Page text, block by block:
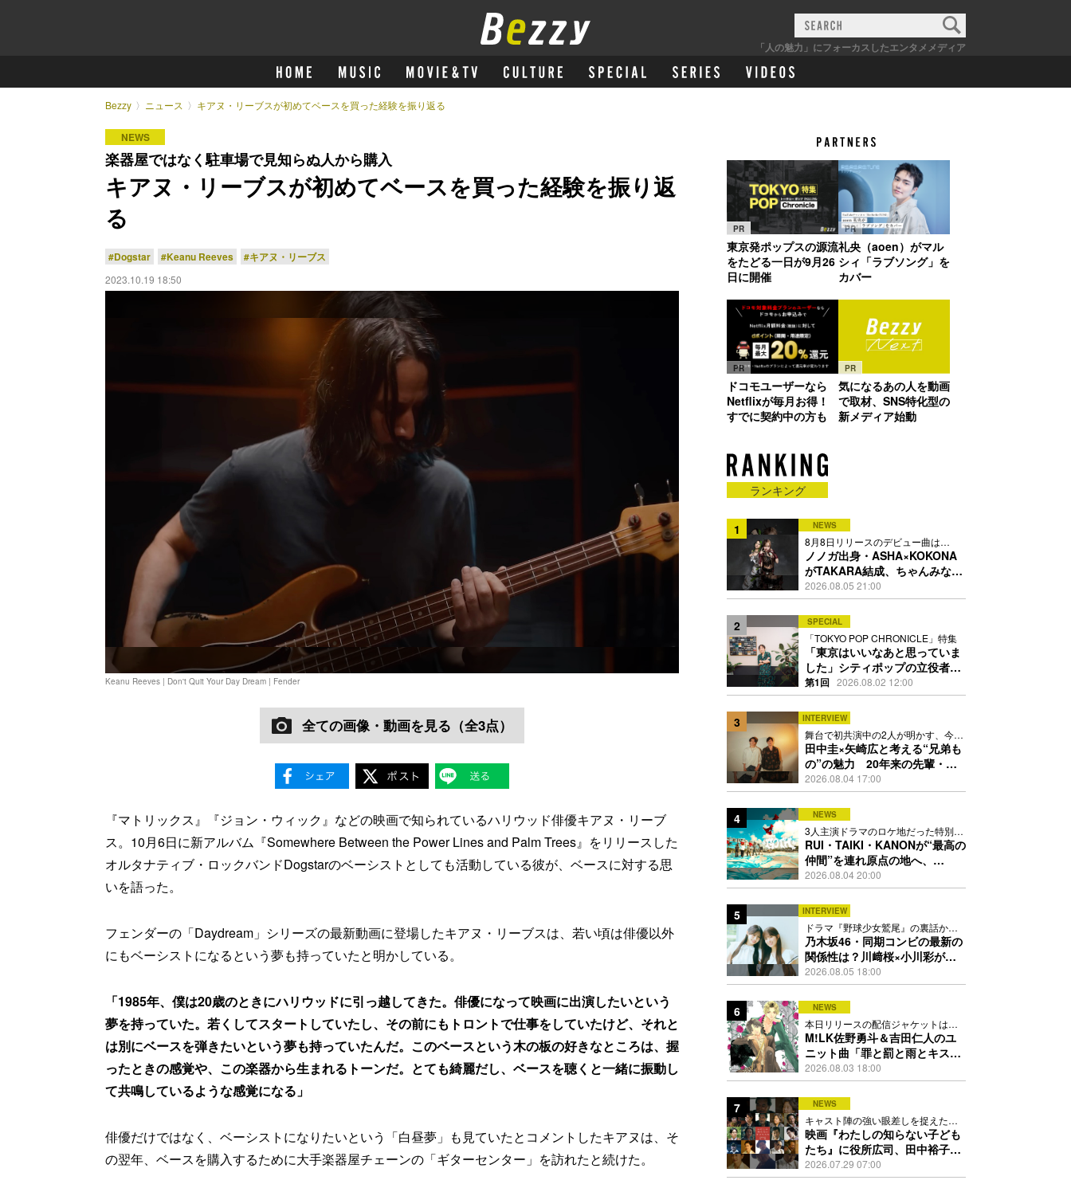
「人の魅力」にフォーカスしたエンタメメディア
Bezzy ニュース キアヌ・リーブスが初めてベースを買った経験を振り返る
NEWS
楽器屋ではなく駐車場で見知らぬ人から購入
キアヌ・リーブスが初めてベースを買った経験を振り返
る
#Dogstar #Keanu Reeves #キアヌ・リーブス
2023.10.19 18:50
Keanu Reeves | Don't Quit Your Day Dream | Fender
全ての画像・動画を見る（全3点）
『マトリックス』『ジョン・ウィック』などの映画で知られているハリウッド俳優キアヌ・リーブ
ス。10月6日に新アルバム『Somewhere Between the Power Lines and Palm Trees』をリリースした
オルタナティブ・ロックバンドDogstarのベーシストとしても活動している彼が、ベースに対する思
いを語った。
フェンダーの「Daydream」シリーズの最新動画に登場したキアヌ・リーブスは、若い頃は俳優以外
にもベーシストになるという夢も持っていたと明かしている。
「1985年、僕は20歳のときにハリウッドに引っ越してきた。俳優になって映画に出演したいという
夢を持っていた。若くしてスタートしていたし、その前にもトロントで仕事をしていたけど、それと
は別にベースを弾きたいという夢も持っていたんだ。このベースという木の板の好きなところは、握
ったときの感覚や、この楽器から生まれるトーンだ。とても綺麗だし、ベースを聴くと一緒に振動し
て共鳴しているような感覚になる」
俳優だけではなく、ベーシストになりたいという「白昼夢」も見ていたとコメントしたキアヌは、そ
の翌年、ベースを購入するために大手楽器屋チェーンの「ギターセンター」を訪れたと続けた。
PR
東京発ポップスの源流
をたどる一日が9月26
日に開催
PR
礼央（aoen）がマル
シィ「ラブソング」を
カバー
PR
ドコモユーザーなら
Netflixが毎月お得！
すでに契約中の方も
PR
気になるあの人を動画
で取材、SNS特化型の
新メディア始動
ランキング
1 NEWS
8月8日リリースのデビュー曲は
「Time is money」
ノノガ出身・ASHA×KOKONA
がTAKARA結成、ちゃんみな主
宰レーベル第2弾アーティスト
に
2026.08.05 21:00
2 SPECIAL
「TOKYO POP CHRONICLE」特集
「東京はいいなあと思っていま
した」シティポップの立役者・
伊藤銀次の名曲回想録
第1回 2026.08.02 12:00
3 INTERVIEW
舞台で初共演中の2人が明かす、今の
自分をつくる恩人の存在
田中圭×矢崎広と考える“兄弟も
の”の魅力 20年来の先輩・後
輩が初めて見つけた互いの共通
点とは
2026.08.04 17:00
4 NEWS
3人主演ドラマのロケ地だった特別な
場所で撮影を敢行
RUI・TAIKI・KANONが“最高の
仲間”を連れ原点の地へ、
STARGLOW「GOTH」ダンス
映像公開
2026.08.04 20:00
5 INTERVIEW
ドラマ『野球少女鷲尾』の裏話から
隠れた素顔にたっぷり迫る
乃木坂46・同期コンビの最新の
関係性は？川﨑桜×小川彩が明
かす互いの推しポイント
2026.08.05 18:00
6 NEWS
本日リリースの配信ジャケットは
PEACH-PITが描き下ろし
M!LK佐野勇斗＆吉田仁人のユ
ニット曲「罪と罰と雨とキス」
MV公開、2人が霧雨と共に舞い
踊る
2026.08.03 18:00
7 NEWS
キャスト陣の強い眼差しを捉えたポ
スター、本予告も解禁
映画『わたしの知らない子ども
たち』に役所広司、田中裕子、
岡田准一、吉田羊、坂東龍汰ら
13人
2026.07.29 07:00